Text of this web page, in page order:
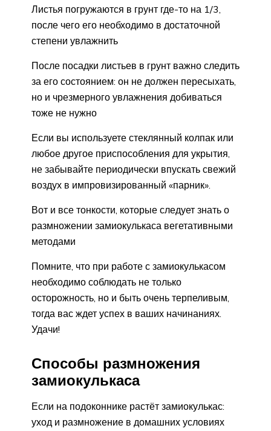
Листья погружаются в грунт где-то на 1/3,
после чего его необходимо в достаточной
степени увлажнить
После посадки листьев в грунт важно следить
за его состоянием: он не должен пересыхать,
но и чрезмерного увлажнения добиваться
тоже не нужно
Если вы используете стеклянный колпак или
любое другое приспособления для укрытия,
не забывайте периодически впускать свежий
воздух в импровизированный «парник».
Вот и все тонкости, которые следует знать о
размножении замиокулькаса вегетативными
методами
Помните, что при работе с замиокулькасом
необходимо соблюдать не только
осторожность, но и быть очень терпеливым,
тогда вас ждет успех в ваших начинаниях.
Удачи!
Способы размножения
замиокулькаса
Если на подоконнике растёт замиокулькас:
уход и размножение в домашних условиях